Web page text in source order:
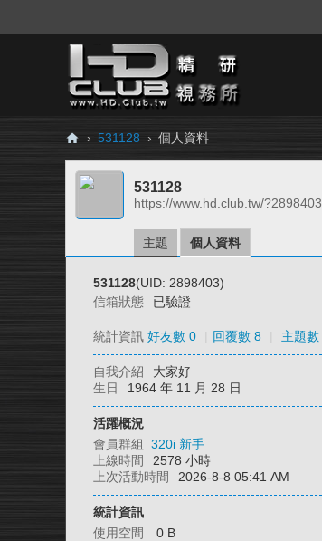
H
Cl
› 531128 › 個人資料
531128
https://www.hd.club.tw/?2898403
主題 個人資料
531128(UID: 2898403)
信箱狀態
已驗證
統計資訊 好友數 0 回覆數 8 主題數
自我介紹 大家好
生日
1964 年 11 月 28 日
活躍概況
會員群組 320i 新手
上線時間
2578 小時
上次活動時間
2026-8-8 05:41 AM
統計資訊
使用空間
0 B